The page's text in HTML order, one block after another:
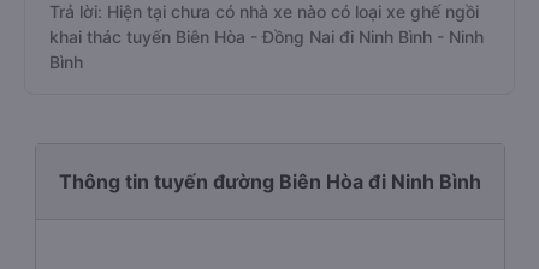
Trả lời: Hiện tại chưa có nhà xe nào có loại xe ghế ngồi
khai thác tuyến Biên Hòa - Đồng Nai đi Ninh Bình - Ninh
Bình
Thông tin tuyến đường Biên Hòa đi Ninh Bình